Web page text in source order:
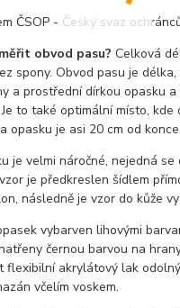
ČSOP - Český svaz
obvod pasu?Celková
spony. Obvod pasu je
a prostřední dírkou opasku
to také optimální místo, kde
opasku je asi 20 cm od konce.
je velmi náročné, nejedná se
je předkreslen šídlem
následně je vzor do kůže
vybarven lihovými
černou barvou na
flexibilní akrylátový lak
včelím voskem.